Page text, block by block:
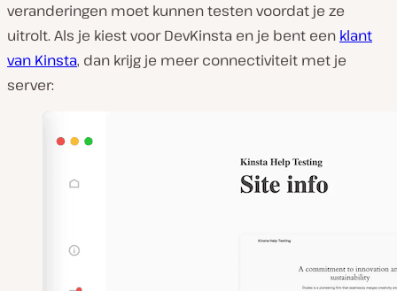
veranderingen moet kunnen testen voordat je ze
uitrolt. Als je kiest voor DevKinsta en je bent een klant
van Kinsta, dan krijg je meer connectiviteit met je
server: